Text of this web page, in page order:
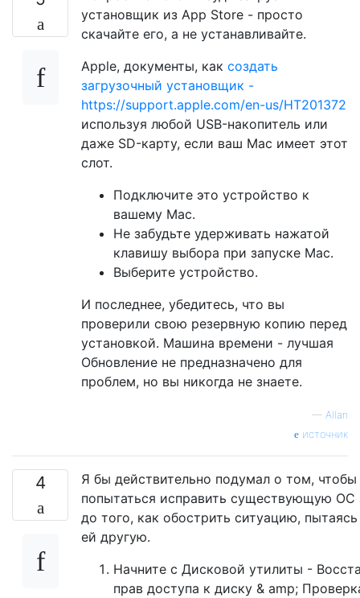
установщик из App Store - просто
скачайте его, а не устанавливайте.
Apple, документы, как создать
загрузочный установщик -
https://support.apple.com/en-us/HT201372
используя любой USB-накопитель или
даже SD-карту, если ваш Mac имеет этот
слот.
Подключите это устройство к
вашему Mac.
Не забудьте удерживать нажатой
клавишу выбора при запуске Mac.
Выберите устройство.
И последнее, убедитесь, что вы
проверили свою резервную копию перед
установкой. Машина времени - лучшая
Обновление не предназначено для
проблем, но вы никогда не знаете.
— Allan
источник
4
Я бы действительно подумал о том, чтобы
попытаться исправить существующую ОС
до того, как обострить ситуацию, пытаясь
ей другую.
Начните с Дисковой утилиты -
прав доступа к диску & amp;